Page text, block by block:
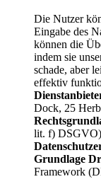
Die Nutzer
Eingabe des
können die
indem sie
schade, aber
effektiv
Dock, 25
lit. f)
Grundlage
Framework